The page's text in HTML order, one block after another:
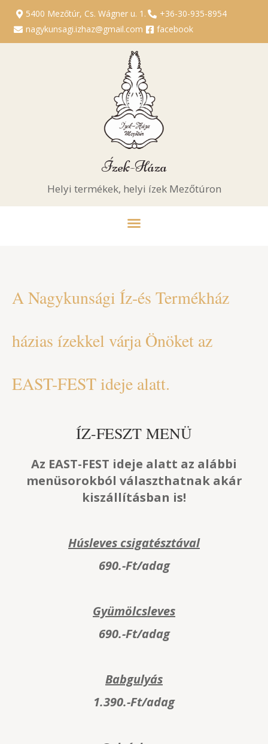
5400 Mezőtúr, Cs. Wágner u. 1.
+36-30-935-8954
nagykunsagi.izhaz@gmail.com
facebook
Ízek-Háza
Helyi termékek, helyi ízek Mezőtúron
A Nagykunsági Íz-és Termékház
házias ízekkel várja Önöket az
EAST-FEST ideje alatt.
ÍZ-FESZT MENÜ
Az EAST-FEST ideje alatt az alábbi
menüsorokból választhatnak akár
kiszállításban is!
Húsleves csigatésztával
690.-Ft/adag
Gyümölcsleves
690.-Ft/adag
Babgulyás
1.390.-Ft/adag